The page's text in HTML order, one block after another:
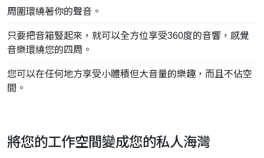
周圍環繞著你的聲音。
只要把音箱豎起來，就可以全方位享受360度的音響，感覺
音樂環繞您的四周。
您可以在任何地方享受小體積但大音量的樂趣，而且不佔空
間。
將您的工作空間變成您的私人海灣